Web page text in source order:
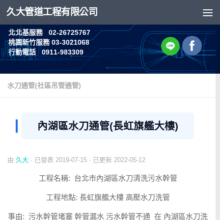
Skip to content
久大管道工程有限公司
北北基服務 02-26725767
桃園新竹服務 03-3021068
行動電話 0911-983309
水刀通管(社區吊管通管)
內湖區水刀通管(長虹旗艦大樓)
由 久大 · 已發表 2019-07-15 · 已更新 2022-05-12
工程名稱: 台北市內湖區水刀清洗污水幹管
工程地點: 長虹旗艦大樓 高壓水刀洗管
事由: 污水幹管堵塞 幹管漏水 污水幹管不通 在 內湖區水刀洗